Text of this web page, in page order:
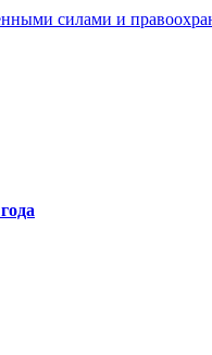
силами и